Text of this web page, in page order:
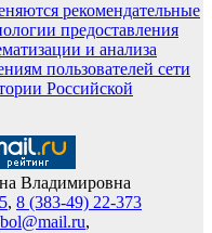
рекомендательные
предоставления
и анализа
пользователей сети
Российской
Владимировна
, 8 (383-49) 22-373
,